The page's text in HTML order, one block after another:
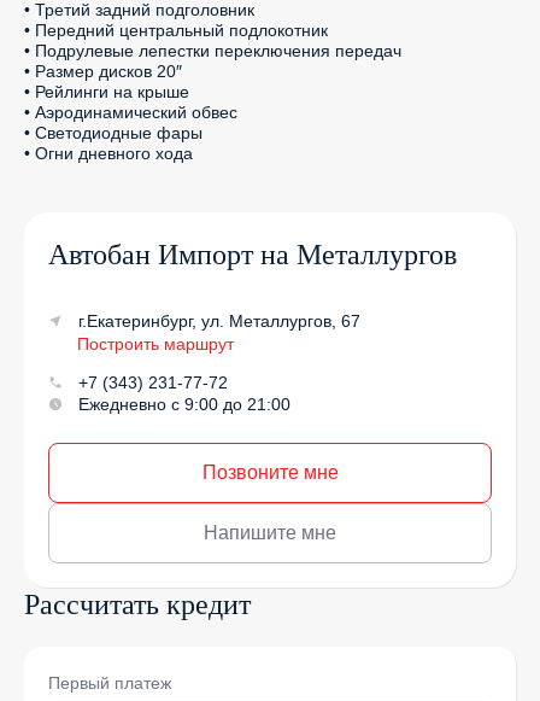
• Третий задний подголовник
• Передний центральный подлокотник
• Подрулевые лепестки переключения передач
• Размер дисков 20″
• Рейлинги на крыше
• Аэродинамический обвес
• Светодиодные фары
• Огни дневного хода
Автобан Импорт на Металлургов
г.Екатеринбург, ул. Металлургов, 67
Построить маршрут
+7 (343) 231-77-72
Ежедневно с 9:00 до 21:00
Позвоните мне
Напишите мне
Рассчитать кредит
Первый платеж